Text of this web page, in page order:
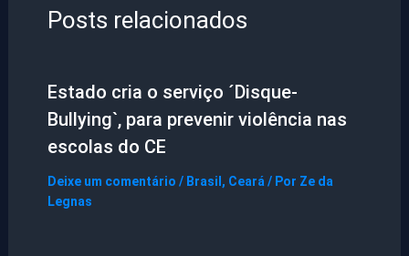
Posts relacionados
Estado cria o serviço ´Disque-
Bullying`, para prevenir violência nas
escolas do CE
Deixe um comentário / Brasil, Ceará / Por Ze da
Legnas